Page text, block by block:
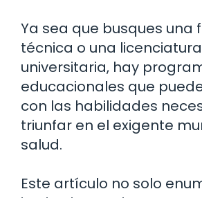
Ya sea que busques una
técnica o una licenciatura
universitaria, hay
educacionales que
con las habilidades
triunfar en el exigente
salud.
Este artículo no solo